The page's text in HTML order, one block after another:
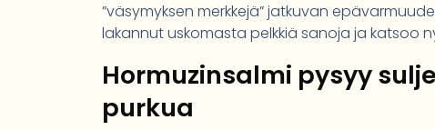
”väsymyksen merkkejä” jatkuvan
lakannut uskomasta pelkkiä sanoja ja katsoo
Hormuzinsalmi pysyy
purkua